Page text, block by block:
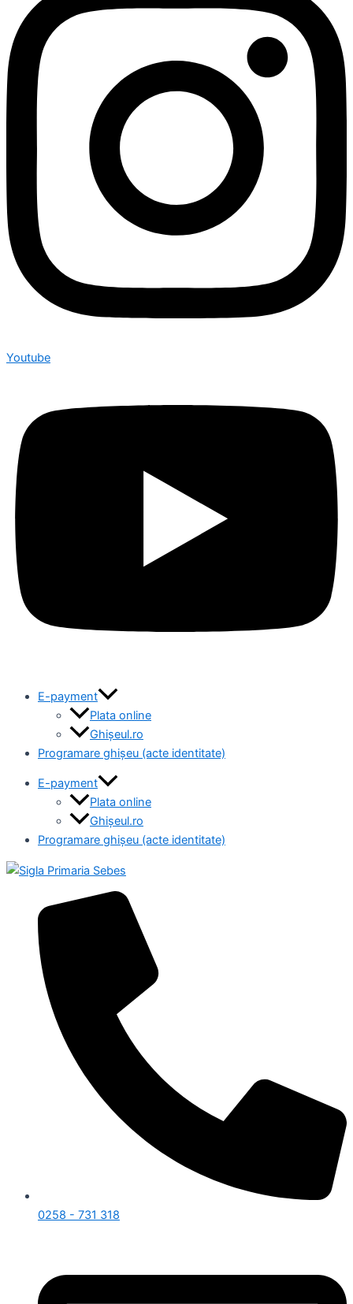
Youtube
E-payment
Plata online
Ghișeul.ro
Programare ghișeu (acte identitate)
E-payment
Plata online
Ghișeul.ro
Programare ghișeu (acte identitate)
0258 - 731 318